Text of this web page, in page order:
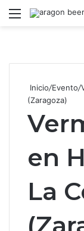
Menú
Inicio/Evento/
(Zaragoza)
en
La